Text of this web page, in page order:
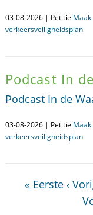
03-08-2026 | Petitie
verkeersveiligheidsplan
Podcast In
Podcast In de
03-08-2026 | Petitie
verkeersveiligheidsplan
« Eerste ‹